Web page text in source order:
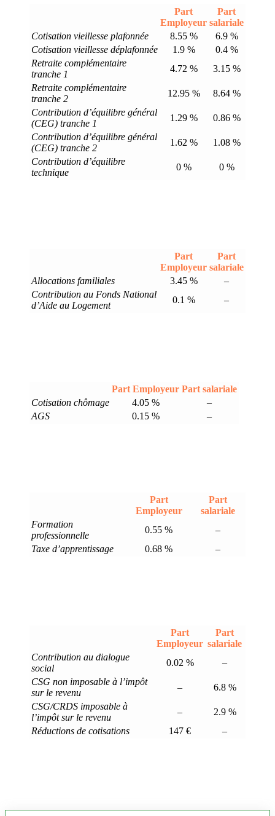
Part
Employeur
Part
salariale
Cotisation vieillesse plafonnée
8.55 %
6.9 %
Cotisation vieillesse déplafonnée
1.9 %
0.4 %
Retraite complémentaire
tranche 1
4.72 %
3.15 %
Retraite complémentaire
tranche 2
12.95 %
8.64 %
Contribution d’équilibre général
(CEG) tranche 1
1.29 %
0.86 %
Contribution d’équilibre général
(CEG) tranche 2
1.62 %
1.08 %
Contribution d’équilibre
technique
0 % 0 %
Part
Employeur
Part
salariale
Allocations familiales
3.45 %
–
Contribution au Fonds National
d’Aide au Logement
0.1 % –
Part Employeur Part salariale
Cotisation chômage
4.05 %
–
AGS
0.15 % –
Part
Employeur
Part
salariale
Formation
professionnelle
0.55 %
–
Taxe d’apprentissage
0.68 % –
Part
Employeur
Part
salariale
Contribution au dialogue
social
0.02 %
–
CSG non imposable à l’impôt
sur le revenu
–
6.8 %
CSG/CRDS imposable à
l’impôt sur le revenu
–
2.9 %
Réductions de cotisations
147 € –